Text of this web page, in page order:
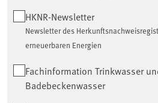
HKNR-Newsletter
Newsletter des
erneuerbaren Energien
Fachinformation Trinkwasser
Badebeckenwasser